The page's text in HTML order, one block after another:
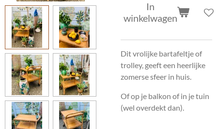
In
winkelwagen
Dit vrolijke bartafeltje of
trolley, geeft een heerlijke
zomerse sfeer in huis.
Of op je balkon of in je tuin
(wel overdekt dan).